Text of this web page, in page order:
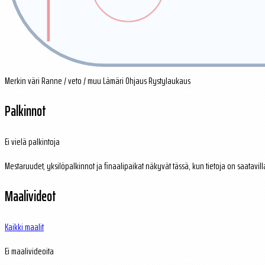
Merkin väriRanne / veto / muuLämäriOhjausRystylaukaus
Palkinnot
Ei vielä palkintoja
Mestaruudet, yksilöpalkinnot ja finaalipaikat näkyvät tässä, kun tietoja on
Maalivideot
Kaikki maalit
Ei maalivideoita